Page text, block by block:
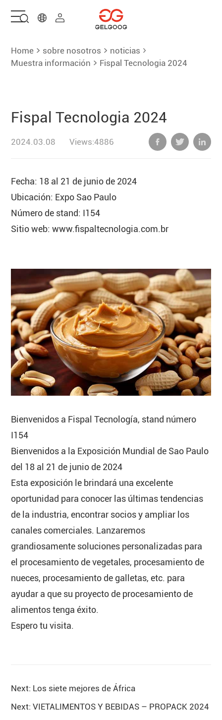
Hogar
Servicios
Contáctenos
Home sobre nosotros
noticias
Muestra información
Fispal Tecnologia 2024
Fispal Tecnologia 2024
2024.03.08 Views:4886
Fecha: 18 al 21 de junio de 2024
Ubicación: Expo Sao Paulo
Número de stand: I154
Sitio web: www.fispaltecnologia.com.br
Bienvenidos a Fispal Tecnología, stand número
I154
Bienvenidos a la Exposición Mundial de Sao Paulo
del 18 al 21 de junio de 2024
Esta exposición le brindará una excelente
oportunidad para conocer las últimas tendencias
de la industria, encontrar socios y ampliar los
canales comerciales. Lanzaremos
grandiosamente soluciones personalizadas para
el procesamiento de vegetales, procesamiento de
nueces, procesamiento de galletas, etc. para
ayudar a que su proyecto de procesamiento de
alimentos tenga éxito.
Espero tu visita.
Next: Los siete mejores de África
Next: VIETALIMENTOS Y BEBIDAS – PROPACK 2024